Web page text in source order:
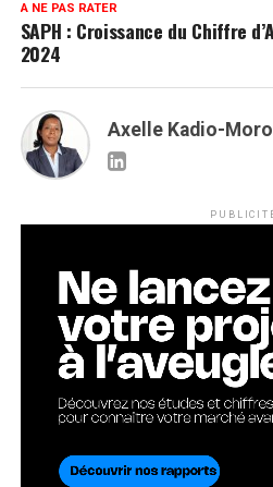
A NE PAS RATER
SAPH : Croissance du Chiffre
2024
Axelle Kadio-